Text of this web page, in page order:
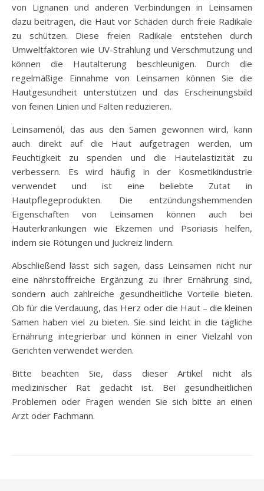
von Lignanen und anderen Verbindungen in Leinsamen
dazu beitragen, die Haut vor Schäden durch freie Radikale
zu schützen. Diese freien Radikale entstehen durch
Umweltfaktoren wie UV-Strahlung und Verschmutzung und
können die Hautalterung beschleunigen. Durch die
regelmäßige Einnahme von Leinsamen können Sie die
Hautgesundheit unterstützen und das Erscheinungsbild
von feinen Linien und Falten reduzieren.
Leinsamenöl, das aus den Samen gewonnen wird, kann
auch direkt auf die Haut aufgetragen werden, um
Feuchtigkeit zu spenden und die Hautelastizität zu
verbessern. Es wird häufig in der Kosmetikindustrie
verwendet und ist eine beliebte Zutat in
Hautpflegeprodukten. Die entzündungshemmenden
Eigenschaften von Leinsamen können auch bei
Hauterkrankungen wie Ekzemen und Psoriasis helfen,
indem sie Rötungen und Juckreiz lindern.
Abschließend lässt sich sagen, dass Leinsamen nicht nur
eine nährstoffreiche Ergänzung zu Ihrer Ernährung sind,
sondern auch zahlreiche gesundheitliche Vorteile bieten.
Ob für die Verdauung, das Herz oder die Haut – die kleinen
Samen haben viel zu bieten. Sie sind leicht in die tägliche
Ernährung integrierbar und können in einer Vielzahl von
Gerichten verwendet werden.
Bitte beachten Sie, dass dieser Artikel nicht als
medizinischer Rat gedacht ist. Bei gesundheitlichen
Problemen oder Fragen wenden Sie sich bitte an einen
Arzt oder Fachmann.